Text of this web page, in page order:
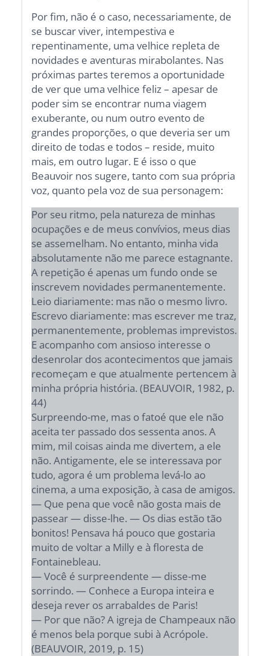
Por fim, não é o caso, necessariamente, de
se buscar viver, intempestiva e
repentinamente, uma velhice repleta de
novidades e aventuras mirabolantes. Nas
próximas partes teremos a oportunidade
de ver que uma velhice feliz – apesar de
poder sim se encontrar numa viagem
exuberante, ou num outro evento de
grandes proporções, o que deveria ser um
direito de todas e todos – reside, muito
mais, em outro lugar. E é isso o que
Beauvoir nos sugere, tanto com sua própria
voz, quanto pela voz de sua personagem:
Por seu ritmo, pela natureza de minhas
ocupações e de meus convívios, meus dias
se assemelham. No entanto, minha vida
absolutamente não me parece estagnante.
A repetição é apenas um fundo onde se
inscrevem novidades permanentemente.
Leio diariamente: mas não o mesmo livro.
Escrevo diariamente: mas escrever me traz,
permanentemente, problemas imprevistos.
E acompanho com ansioso interesse o
desenrolar dos acontecimentos que jamais
recomeçam e que atualmente pertencem à
minha própria história. (BEAUVOIR, 1982, p.
44)
Surpreendo-me, mas o fatoé que ele não
aceita ter passado dos sessenta anos. A
mim, mil coisas ainda me divertem, a ele
não. Antigamente, ele se interessava por
tudo, agora é um problema levá-lo ao
cinema, a uma exposição, à casa de amigos.
— Que pena que você não gosta mais de
passear — disse-lhe. — Os dias estão tão
bonitos! Pensava há pouco que gostaria
muito de voltar a Milly e à floresta de
Fontainebleau.
— Você é surpreendente — disse-me
sorrindo. — Conhece a Europa inteira e
deseja rever os arrabaldes de Paris!
— Por que não? A igreja de Champeaux não
é menos bela porque subi à Acrópole.
(BEAUVOIR, 2019, p. 15)